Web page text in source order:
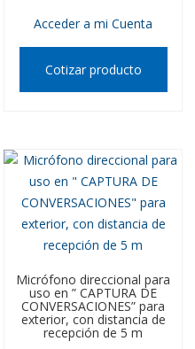
Acceder a mi Cuenta
Cotizar producto
Micrófono direccional para
uso en ” CAPTURA DE
CONVERSACIONES” para
exterior, con distancia de
recepción de 5 m